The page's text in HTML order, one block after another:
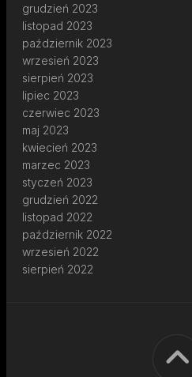
grudzień 2023
listopad 2023
październik 2023
wrzesień 2023
sierpień 2023
lipiec 2023
czerwiec 2023
maj 2023
kwiecień 2023
marzec 2023
styczeń 2023
grudzień 2022
listopad 2022
październik 2022
wrzesień 2022
sierpień 2022